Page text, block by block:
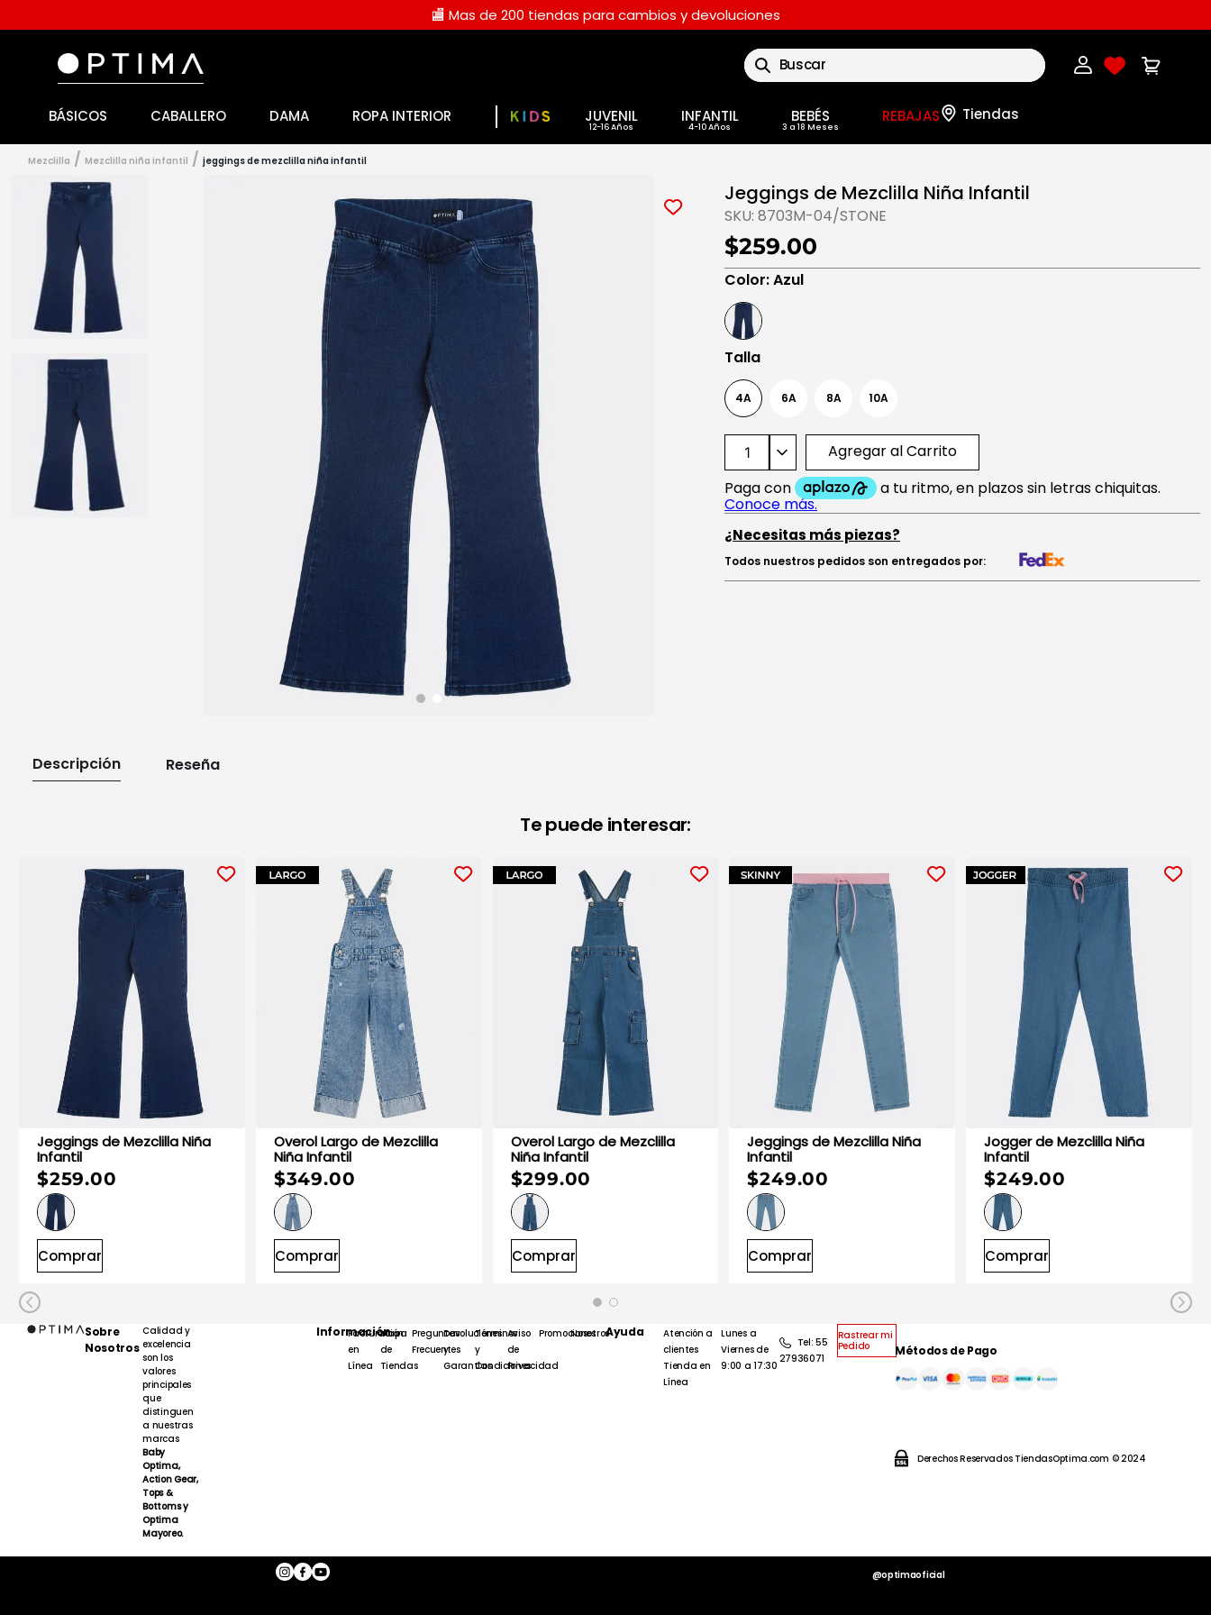
🏬 Mas de 200 tiendas para cambios y devoluciones
Buscar
BÁSICOS CABALLERO DAMA ROPA INTERIOR JUVENIL INFANTIL BEBÉS REBAJAS
mezclilla mezclilla niña infantil jeggings de mezclilla niña infantil
Jeggings de Mezclilla Niña Infantil
SKU: 8703M-04/STONE
$259.00
Color:Azul
Talla
4A 6A 8A 10A
Agregar al Carrito
¿Necesitas más piezas?
Todos nuestros pedidos son entregados por:
Descripción Reseña
Te puede interesar:
Jeggings de Mezclilla Niña
Infantil
$259.00
Comprar
Overol Largo de Mezclilla
Niña Infantil
$349.00
Comprar
Overol Largo de Mezclilla
Niña Infantil
$299.00
Comprar
Jeggings de Mezclilla Niña
Infantil
$249.00
Comprar
Jogger de Mezclilla Niña
Infantil
$249.00
Comprar
Sobre
Nosotros
Calidad y
excelencia
son los
valores
principales
que
distinguen
a nuestras
marcas
Baby
Optima,
Action Gear,
Tops &
Bottoms y
Optima
Mayoreo.
Información
Facturación
en
Línea
Mapa
de
Tiendas
Preguntas
Frecuentes
Devoluciones
y
Garantías
Términos
y
Condiciones
Aviso
de
Privacidad
Promociones
NosotrosAyuda
Atención a
clientes
Tienda en
Línea
Lunes a
Viernes de
9:00 a 17:30
Tel: 55
27936071
Rastrear mi
Pedido
Métodos de Pago
Derechos Reservados TiendasOptima.com © 2024
@optimaoficial
licencia
playeras caballero
playeras dama
spiderman
sudaderas
pantalones
playera polo
playera manga larga